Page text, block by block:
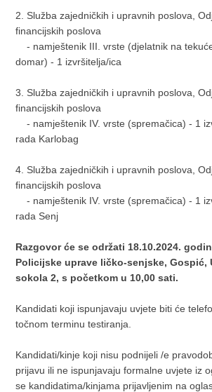
2. Služba zajedničkih i upravnih poslova,
financijskih poslova
- namještenik III. vrste (djelatnik na
domar) - 1 izvršitelja/ica
3. Služba zajedničkih i upravnih poslova,
financijskih poslova
- namještenik IV. vrste (spremačica) - 1
rada Karlobag
4. Služba zajedničkih i upravnih poslova,
financijskih poslova
- namještenik IV. vrste (spremačica) - 1
rada Senj
Razgovor će se održati 18.10.2024.
Policijske uprave ličko-senjske, Gospić,
sokola 2, s početkom u 10,00 sati.
Kandidati koji ispunjavaju uvjete biti će
točnom terminu testiranja.
Kandidati/kinje koji nisu podnijeli /e
prijavu ili ne ispunjavaju formalne uvjete iz
se kandidatima/kinjama prijavljenim na